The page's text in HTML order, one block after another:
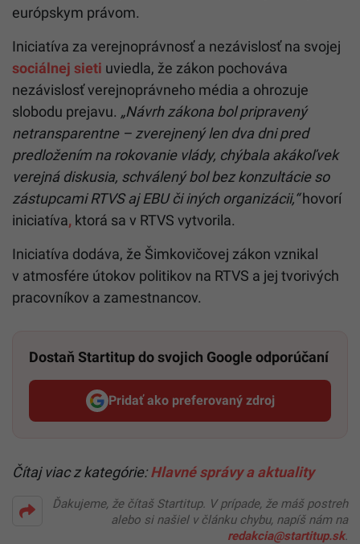
európskym právom.
Iniciatíva za verejnoprávnosť a nezávislosť na svojej
sociálnej sieti uviedla, že zákon pochováva
nezávislosť verejnoprávneho média a ohrozuje
slobodu prejavu. „Návrh zákona bol pripravený
netransparentne – zverejnený len dva dni pred
predložením na rokovanie vlády, chýbala akákoľvek
verejná diskusia, schválený bol bez konzultácie so
zástupcami RTVS aj EBU či iných organizácii,“hovorí
iniciatíva, ktorá sa v RTVS vytvorila.
Iniciatíva dodáva, že Šimkovičovej zákon vznikal
v atmosfére útokov politikov na RTVS a jej tvorivých
pracovníkov a zamestnancov.
Dostaň Startitup do svojich Google odporúčaní
Pridať ako preferovaný zdroj
Startitup, odkaz sa otvorí v
Čítaj viac z kategórie:Hlavné správy a aktuality
Ďakujeme, že čítaš Startitup. V prípade, že máš postreh
alebo si našiel v článku chybu, napíš nám na
redakcia@startitup.sk.